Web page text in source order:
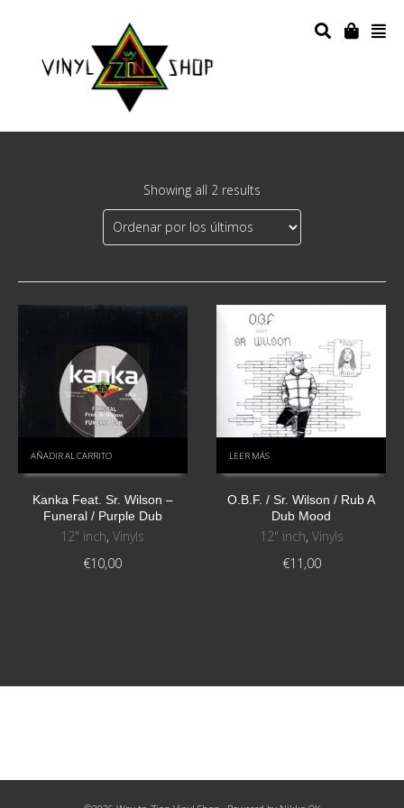
Showing all 2 results
AÑADIR AL CARRITO
Kanka Feat. Sr. Wilson ‎–
Funeral / Purple Dub
12" inch,Vinyls
€10,00
LEER MÁS
O.B.F. / Sr. Wilson / Rub A
Dub Mood
12" inch, Vinyls
€11,00